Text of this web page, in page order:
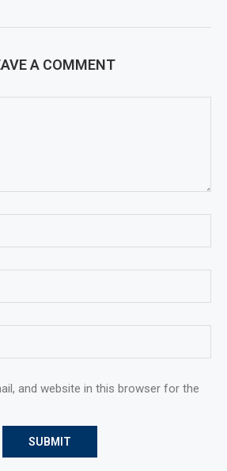
A COMMENT
and website in this browser for the